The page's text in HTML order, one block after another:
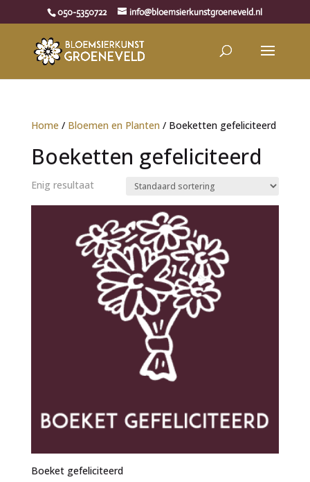
050-5350722 info@bloemsierkunstgroeneveld.nl
Home / Bloemen en Planten / Boeketten gefeliciteerd
Boeketten gefeliciteerd
Enig resultaat
Boeket gefeliciteerd